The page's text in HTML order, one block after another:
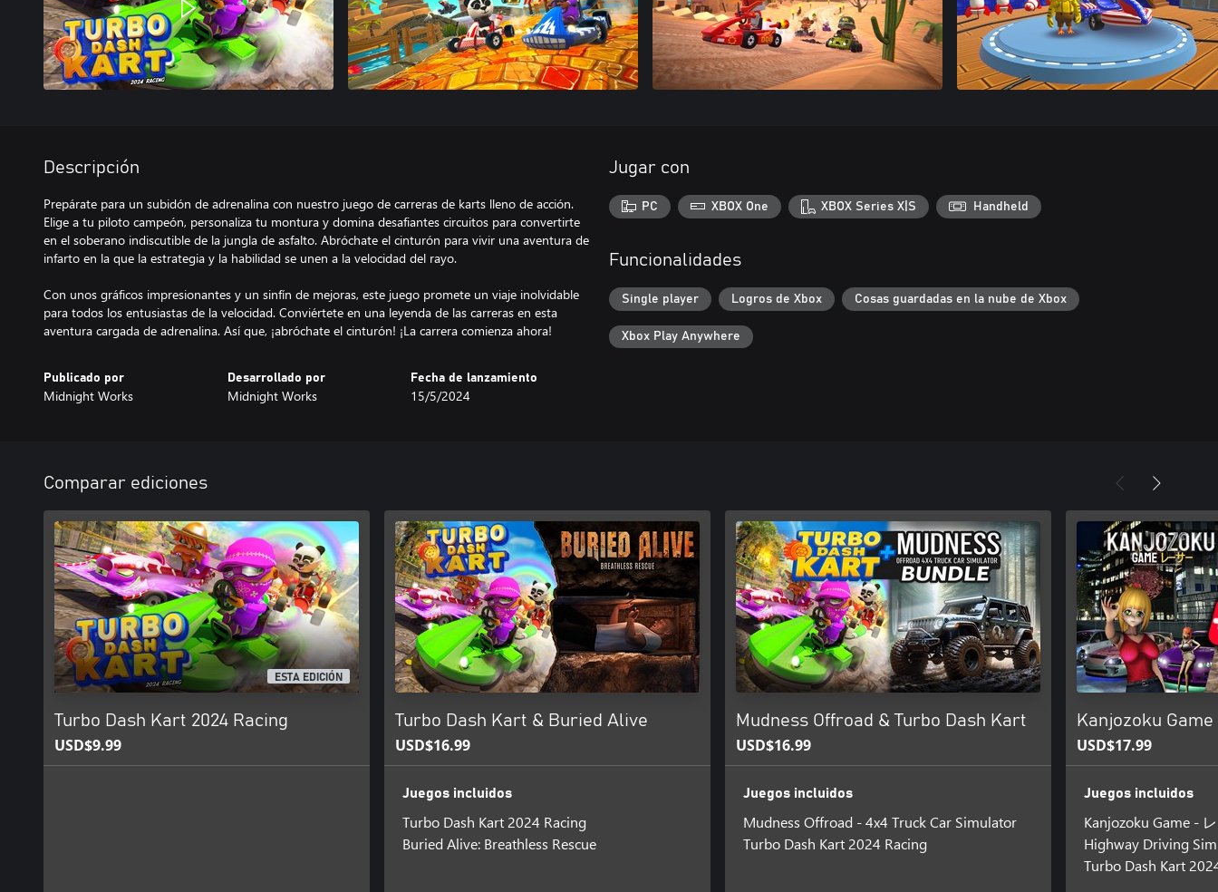
Descripción
Prepárate para un subidón de adrenalina con nuestro juego de carreras de karts lleno de acción.
Elige a tu piloto campeón, personaliza tu montura y domina desafiantes circuitos para convertirte
en el soberano indiscutible de la jungla de asfalto. Abróchate el cinturón para vivir una aventura de
infarto en la que la estrategia y la habilidad se unen a la velocidad del rayo.
Con unos gráficos impresionantes y un sinfín de mejoras, este juego promete un viaje inolvidable
para todos los entusiastas de la velocidad. Conviértete en una leyenda de las carreras en esta
aventura cargada de adrenalina. Así que, ¡abróchate el cinturón! ¡La carrera comienza ahora!
Publicado por
Midnight Works
Desarrollado por
Midnight Works
Fecha de lanzamiento
15/5/2024
Jugar con
PC XBOX One XBOX Series X|S Handheld
Funcionalidades
Single player Logros de Xbox Cosas guardadas en la nube de Xbox
Xbox Play Anywhere
Comparar ediciones
ESTA EDICIÓN
Turbo Dash Kart 2024 Racing
USD$9.99
Turbo Dash Kart & Buried Alive
USD$16.99
Juegos incluidos
Turbo Dash Kart 2024 Racing
Buried Alive: Breathless Rescue
Mudness Offroad & Turbo Dash Kart
USD$16.99
Juegos incluidos
Mudness Offroad - 4x4 Truck Car Simulator
Turbo Dash Kart 2024 Racing
Kanjozoku
USD$17.99
Juegos incluidos
Kanjozoku Game -
Highway Driving
Turbo Dash Kart